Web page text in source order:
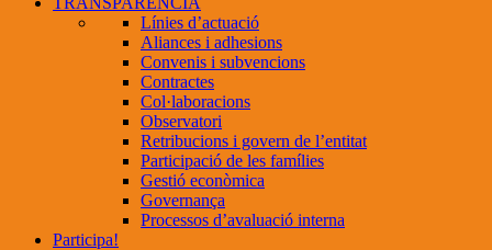
Línies d’actuació
Aliances i adhesions
Convenis i subvencions
Contractes
Col·laboracions
Observatori
Retribucions i govern de l’entitat
Participació de les famílies
Gestió econòmica
Governança
Processos d’avaluació interna
Participa!